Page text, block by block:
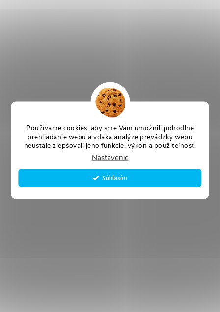
Používame cookies, aby sme Vám umožnili pohodlné
prehliadanie webu a vďaka analýze prevádzky webu
neustále zlepšovali jeho funkcie, výkon a použiteľnosť.
Nastavenie
Súhlasím